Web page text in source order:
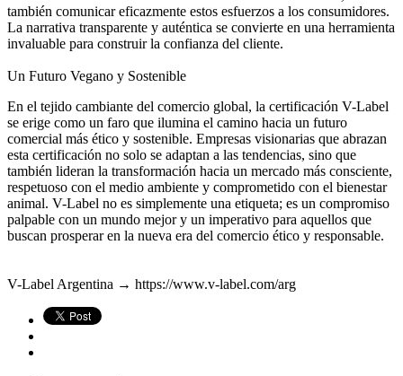
también comunicar eficazmente estos esfuerzos a los consumidores.
La narrativa transparente y auténtica se convierte en una herramienta
invaluable para construir la confianza del cliente.
Un Futuro Vegano y Sostenible
En el tejido cambiante del comercio global, la certificación V-Label
se erige como un faro que ilumina el camino hacia un futuro
comercial más ético y sostenible. Empresas visionarias que abrazan
esta certificación no solo se adaptan a las tendencias, sino que
también lideran la transformación hacia un mercado más consciente,
respetuoso con el medio ambiente y comprometido con el bienestar
animal. V-Label no es simplemente una etiqueta; es un compromiso
palpable con un mundo mejor y un imperativo para aquellos que
buscan prosperar en la nueva era del comercio ético y responsable.
V-Label Argentina → https://www.v-label.com/arg